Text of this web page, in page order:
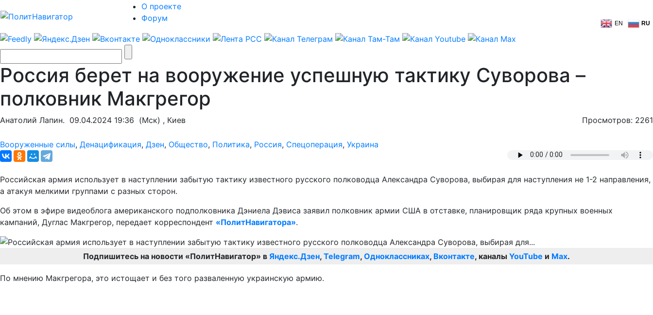
О проекте
Форум
EN RU
Россия берет на вооружение успешную тактику Суворова –
полковник Макгрегор
Анатолий Лапин. 09.04.2024 19:36 (Мск) , Киев Просмотров: 2261
Вооруженные силы, Денацификация, Дзен, Общество, Политика, Россия, Спецоперация, Украина
Российская армия использует в наступлении забытую тактику известного русского полководца Александра Суворова, выбирая для наступления не 1-2 направления,
а атакуя мелкими группами с разных сторон.
Об этом в эфире видеоблога американского подполковника Дэниела Дэвиса заявил полковник армии США в отставке, планировщик ряда крупных военных
кампаний, Дуглас Макгрегор, передает корреспондент «ПолитНавигатора».
Подпишитесь на новости «ПолитНавигатор» в Яндекс.Дзен, Telegram, Одноклассниках, Вконтакте, каналы YouTube и Max.
По мнению Макгрегора, это истощает и без того разваленную украинскую армию.